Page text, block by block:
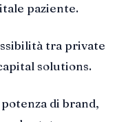
paziente.
tra private
solutions.
di brand,